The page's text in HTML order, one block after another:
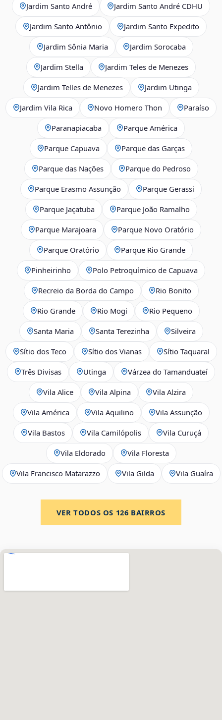
Jardim Santo André Jardim Santo André CDHU
Jardim Santo Antônio Jardim Santo Expedito
Jardim Sônia Maria Jardim Sorocaba
Jardim Stella Jardim Teles de Menezes
Jardim Telles de Menezes Jardim Utinga
Jardim Vila Rica Novo Homero Thon Paraíso
Paranapiacaba Parque América
Parque Capuava Parque das Garças
Parque das Nações Parque do Pedroso
Parque Erasmo Assunção Parque Gerassi
Parque Jaçatuba Parque João Ramalho
Parque Marajoara Parque Novo Oratório
Parque Oratório Parque Rio Grande
Pinheirinho Polo Petroquímico de Capuava
Recreio da Borda do Campo Rio Bonito
Rio Grande Rio Mogi Rio Pequeno
Santa Maria Santa Terezinha Silveira
Sítio dos Teco Sítio dos Vianas Sítio Taquaral
Três Divisas Utinga Várzea do Tamanduateí
Vila Alice Vila Alpina Vila Alzira
Vila América Vila Aquilino Vila Assunção
Vila Bastos Vila Camilópolis Vila Curuçá
Vila Eldorado Vila Floresta
Vila Francisco Matarazzo Vila Gilda Vila Guaíra
VER TODOS OS 126 BAIRROS